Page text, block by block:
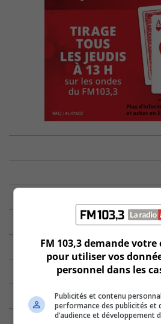
FM 103,3 demande
pour utiliser vos
personnel dans les
Publicités et contenu
performance des publicités et
d’audience et développement